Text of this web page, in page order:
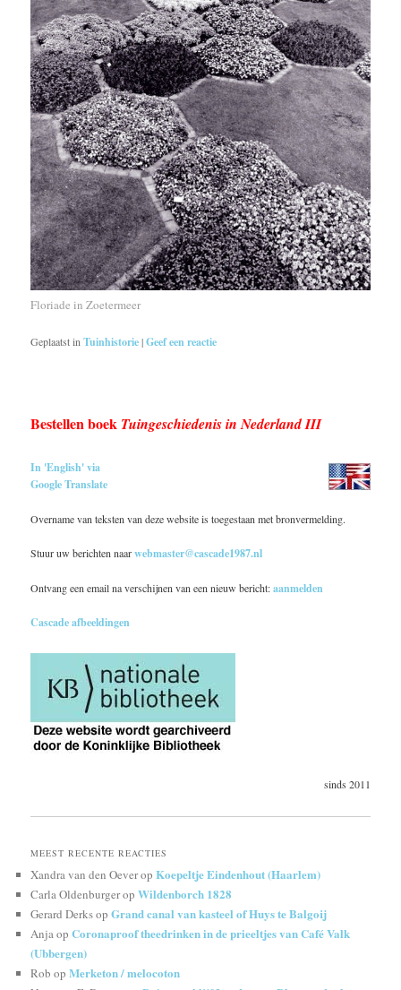
Floriade in Zoetermeer
Geplaatst inTuinhistorie|Geef een reactie
Bestellen boek Tuingeschiedenis in Nederland III
In 'English' via
Google Translate
Overname van teksten van deze website is toegestaan met bronvermelding.
Stuur uw berichten naarwebmaster@cascade1987.nl
Ontvang een email na verschijnen van een nieuw bericht:aanmelden
Cascade afbeeldingen
sinds 2011
MEEST RECENTE REACTIES
Xandra van den OeveropKoepeltje Eindenhout (Haarlem)
Carla OldenburgeropWildenborch 1828
Gerard DerksopGrand canal van kasteel of Huys te Balgoij
AnjaopCoronaproof theedrinken in de prieeltjes van Café Valk
(Ubbergen)
Rob opMerketon / melocoton